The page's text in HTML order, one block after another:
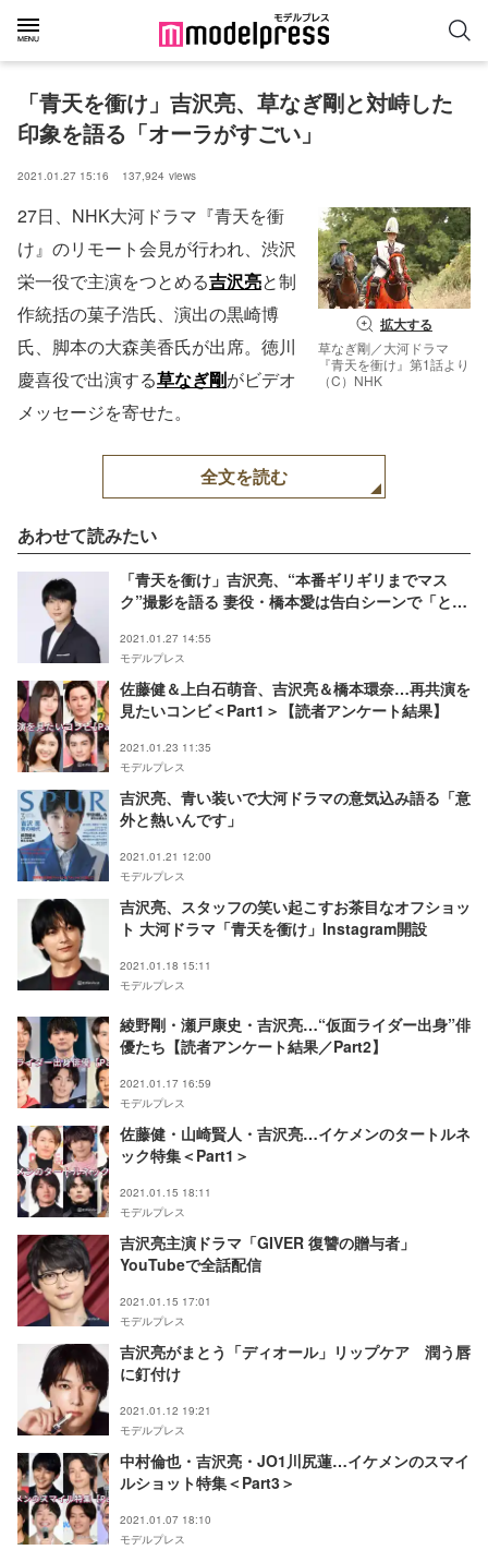
「青天を衝け」吉沢亮、草なぎ剛と対峙した
印象を語る「オーラがすごい」
2021.01.27 15:16 137,924 views
拡大する
草なぎ剛／大河ドラマ
『青天を衝け』第1話より
（C）NHK
27日、NHK大河ドラマ『青天を衝
け』のリモート会見が行われ、渋沢
栄一役で主演をつとめる吉沢亮と制
作統括の菓子浩氏、演出の黒崎博
氏、脚本の大森美香氏が出席。徳川
慶喜役で出演する草なぎ剛がビデオ
メッセージを寄せた。
全文を読む
あわせて読みたい
「青天を衝け」吉沢亮、“本番ギリギリまでマス
ク”撮影を語る 妻役・橋本愛は告白シーンで「とて
2021.01.27 14:55
モデルプレス
佐藤健＆上白石萌音、吉沢亮＆橋本環奈…再共演を
見たいコンビ＜Part1＞【読者アンケート結果】
2021.01.23 11:35
モデルプレス
吉沢亮、青い装いで大河ドラマの意気込み語る「意
外と熱いんです」
2021.01.21 12:00
モデルプレス
吉沢亮、スタッフの笑い起こすお茶目なオフショッ
ト 大河ドラマ「青天を衝け」Instagram開設
2021.01.18 15:11
モデルプレス
綾野剛・瀬戸康史・吉沢亮…“仮面ライダー出身”俳
優たち【読者アンケート結果／Part2】
2021.01.17 16:59
モデルプレス
佐藤健・山崎賢人・吉沢亮…イケメンのタートルネ
ック特集＜Part1＞
2021.01.15 18:11
モデルプレス
吉沢亮主演ドラマ「GIVER 復讐の贈与者」
YouTubeで全話配信
2021.01.15 17:01
モデルプレス
吉沢亮がまとう「ディオール」リップケア 潤う唇
に釘付け
2021.01.12 19:21
モデルプレス
中村倫也・吉沢亮・JO1川尻蓮…イケメンのスマイ
ルショット特集＜Part3＞
2021.01.07 18:10
モデルプレス